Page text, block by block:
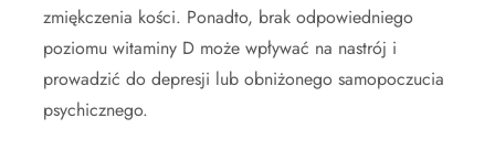
zmiękczenia kości. Ponadto, brak odpowiedniego
poziomu witaminy D może wpływać na nastrój i
prowadzić do depresji lub obniżonego samopoczucia
psychicznego.